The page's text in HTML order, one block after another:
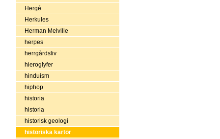
Hergé
Herkules
Herman Melville
herpes
herrgårdsliv
hieroglyfer
hinduism
hiphop
historia
historia
historisk geologi
historiska kartor